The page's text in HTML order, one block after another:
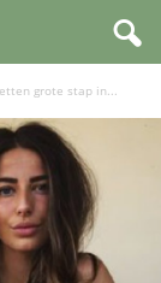
grote stap in...